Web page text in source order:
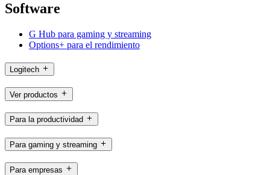
Software
G Hub para gaming y streaming
Options+ para el rendimiento
Logitech
Ver productos
Para la productividad
Para gaming y streaming
Para empresas